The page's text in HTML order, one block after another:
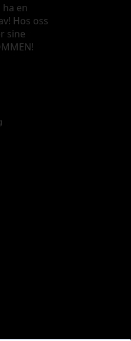
en
Hos oss
sine